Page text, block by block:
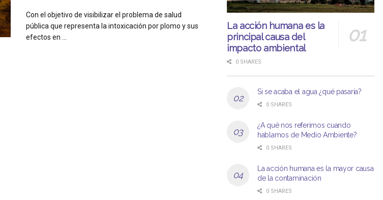
Con el objetivo de visibilizar el problema de salud
pública que representa la intoxicación por plomo y sus
efectos en ...
La acción humana es la
principal causa del
impacto ambiental
0 SHARES
Si se acaba el agua ¿qué pasaría?
0 SHARES
¿A qué nos referimos cuando
hablamos de Medio Ambiente?
0 SHARES
La acción humana es la mayor causa
de la contaminación
0 SHARES